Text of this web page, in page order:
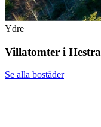
Ydre
Villatomter i Hestra
Se alla bostäder